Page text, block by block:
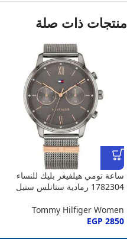
منتجات ذات صلة
ساعة تومي هيلفيغر بليك للنساء
1782304 رمادية ستانلس ستيل
Tommy Hilfiger Women
EGP 2850